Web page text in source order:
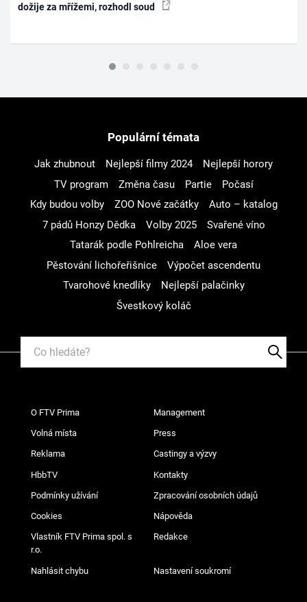
dožije za mřížemi, rozhodl soud
Populární témata
Jak zhubnout Nejlepší filmy 2024
Nejlepší horory
TV program
Změna času Partie
Počasí
Kdy budou volby
ZOO Nové začátky
Auto – katalog
7 pádů Honzy Dědka
Volby 2025
Svařené víno
Tatarák podle Pohlreicha
Aloe vera
Pěstování lichořeřišnice
Výpočet ascendentu
Tvarohové knedlíky
Nejlepší palačinky
Švestkový koláč
O FTV Prima Management
Volná místa Press
Reklama Castingy a výzvy
HbbTV Kontakty
Podmínky užívání Zpracování osobních údajů
Cookies Nápověda
Vlastník FTV Prima spol. s
r.o.
Redakce
Nahlásit chybu Nastavení soukromí